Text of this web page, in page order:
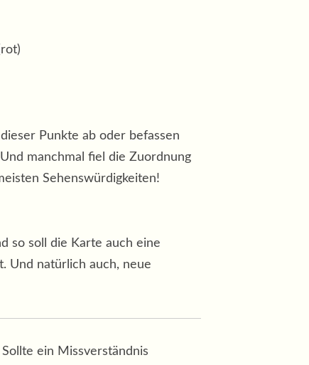
Punkte ab oder befassen
manchmal fiel die Zuordnung
Sehenswürdigkeiten!
so soll die Karte auch eine
Und natürlich auch, neue
ein Missverständnis